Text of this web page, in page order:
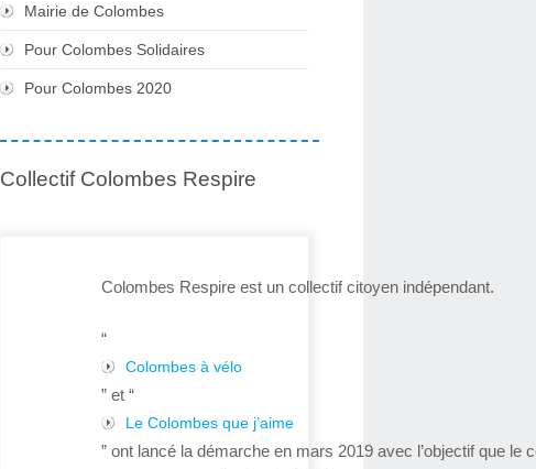
Mairie de Colombes
Pour Colombes Solidaires
Pour Colombes 2020
Collectif Colombes Respire
Colombes Respire est un collectif citoyen indépendant.
“
Colombes à vélo
” et “
Le Colombes que j’aime
” ont lancé la démarche en mars 2019 avec l’objectif que le